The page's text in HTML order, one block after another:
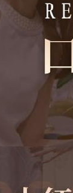
窗帘哪个品牌好？如鱼得水、摩力克、金蝉窗帘选哪家?